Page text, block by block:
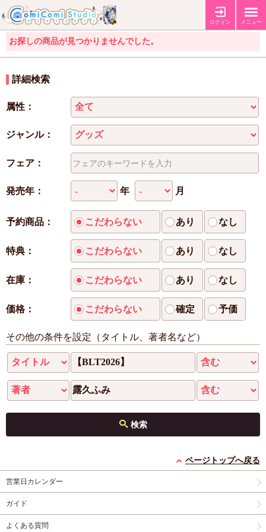
ログイン メニュー
お探しの商品が見つかりませんでした。
詳細検索
属性：
ジャンル：
フェア：
発売年： 年 月
予約商品： こだわらない あり なし
特典： こだわらない あり なし
在庫： こだわらない あり なし
価格： こだわらない 確定 予価
その他の条件を設定（タイトル、著者名など）
検索
ページトップへ戻る
営業日カレンダー
ガイド
よくある質問